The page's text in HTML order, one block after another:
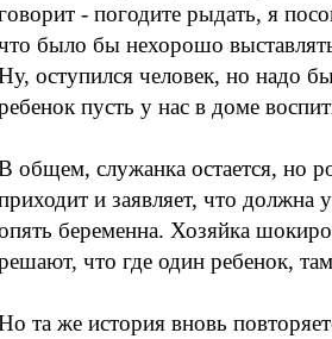
- погодите рыдать, я
было бы нехорошо
оступился человек, но надо
пусть у нас в доме
общем, служанка остается, но
и заявляет, что должна
беременна. Хозяйка
что где один ребенок,
та же история вновь